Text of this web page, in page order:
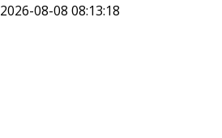
2026-08-08 08:13:18